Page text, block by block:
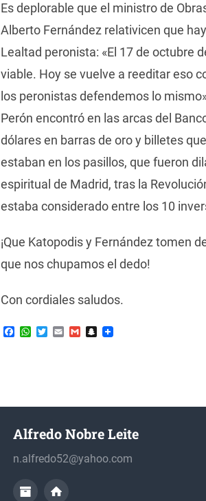
Es deplorable que el ministro de
Alberto Fernández relativicen que
Lealtad peronista: «El 17 de octubre
viable. Hoy se vuelve a reeditar eso
los peronistas defendemos lo
Perón encontró en las arcas del
dólares en barras de oro y billetes
estaban en los pasillos, que fueron
espiritual de Madrid, tras la
estaba considerado entre los 10
¡Que Katopodis y Fernández tomen
que nos chupamos el dedo!
Con cordiales saludos.
Facebook
WhatsApp
TwitterEmailGmailSnapchat
Alfredo Nobre Leite
n.alfredo52@yahoo.com